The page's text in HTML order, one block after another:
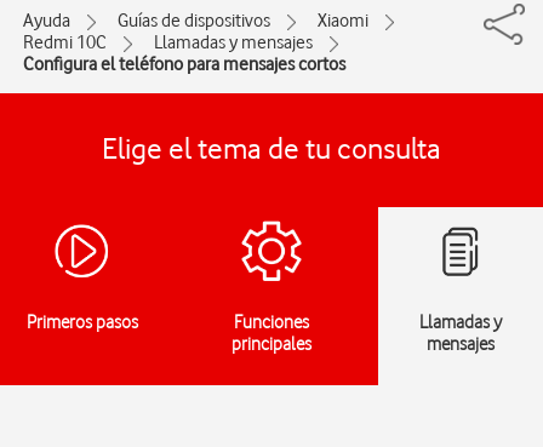
Ayuda Guías de dispositivos
Xiaomi
Redmi 10C
Llamadas y mensajes
Configura el teléfono para mensajes cortos
Elige el tema de tu consulta
Primeros pasos
Funciones
principales
Llamadas y
mensajes